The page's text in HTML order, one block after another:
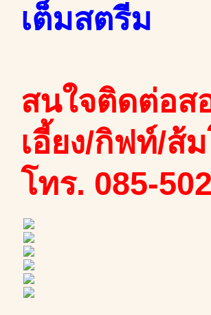
เต็มสตรีม
สนใจติดต่อส
เอี้ยง/กิฟท์/ส้
โทร. 085-